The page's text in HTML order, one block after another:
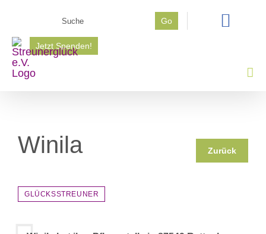
springen
Go
Jetzt Spenden!
Winila Zurück
GLÜCKSSTREUNER